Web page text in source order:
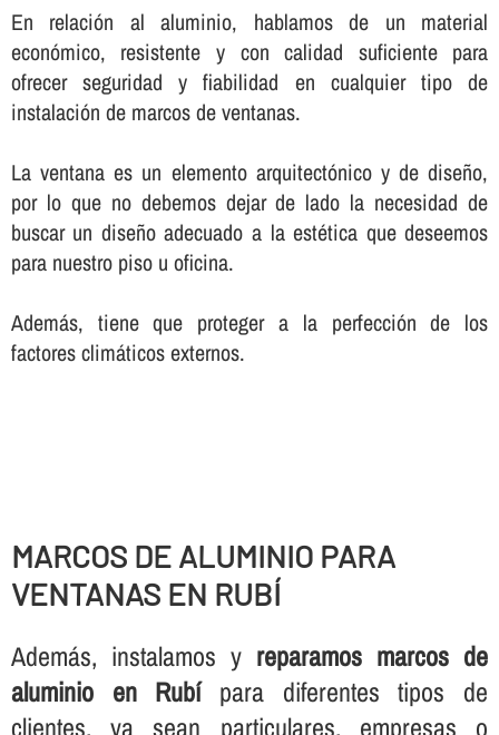
En relación al aluminio, hablamos de un material
económico, resistente y con calidad suficiente para
ofrecer seguridad y fiabilidad en cualquier tipo de
instalación de marcos de ventanas.
La ventana es un elemento arquitectónico y de diseño,
por lo que no debemos dejar de lado la necesidad de
buscar un diseño adecuado a la estética que deseemos
para nuestro piso u oficina.
Además, tiene que proteger a la perfección de los
factores climáticos externos.
MARCOS DE ALUMINIO PARA
VENTANAS EN RUBÍ
Además, instalamos y reparamos marcos de
aluminio en Rubípara diferentes tipos de
clientes, ya sean particulares, empresas o